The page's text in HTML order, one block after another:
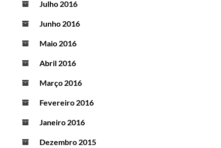
Julho 2016
Junho 2016
Maio 2016
Abril 2016
Março 2016
Fevereiro 2016
Janeiro 2016
Dezembro 2015